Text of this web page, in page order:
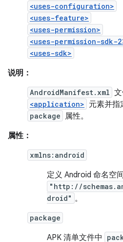
<uses-configuration>
<uses-feature>
<uses-permission>
<uses-permission-sdk-
<uses-sdk>
说明：
AndroidManifest.xml
<application> 元素并指
package 属性。
属性：
xmlns:android
定义 Android 命名空
"http://
droid" 。
package
APK 清单文件中